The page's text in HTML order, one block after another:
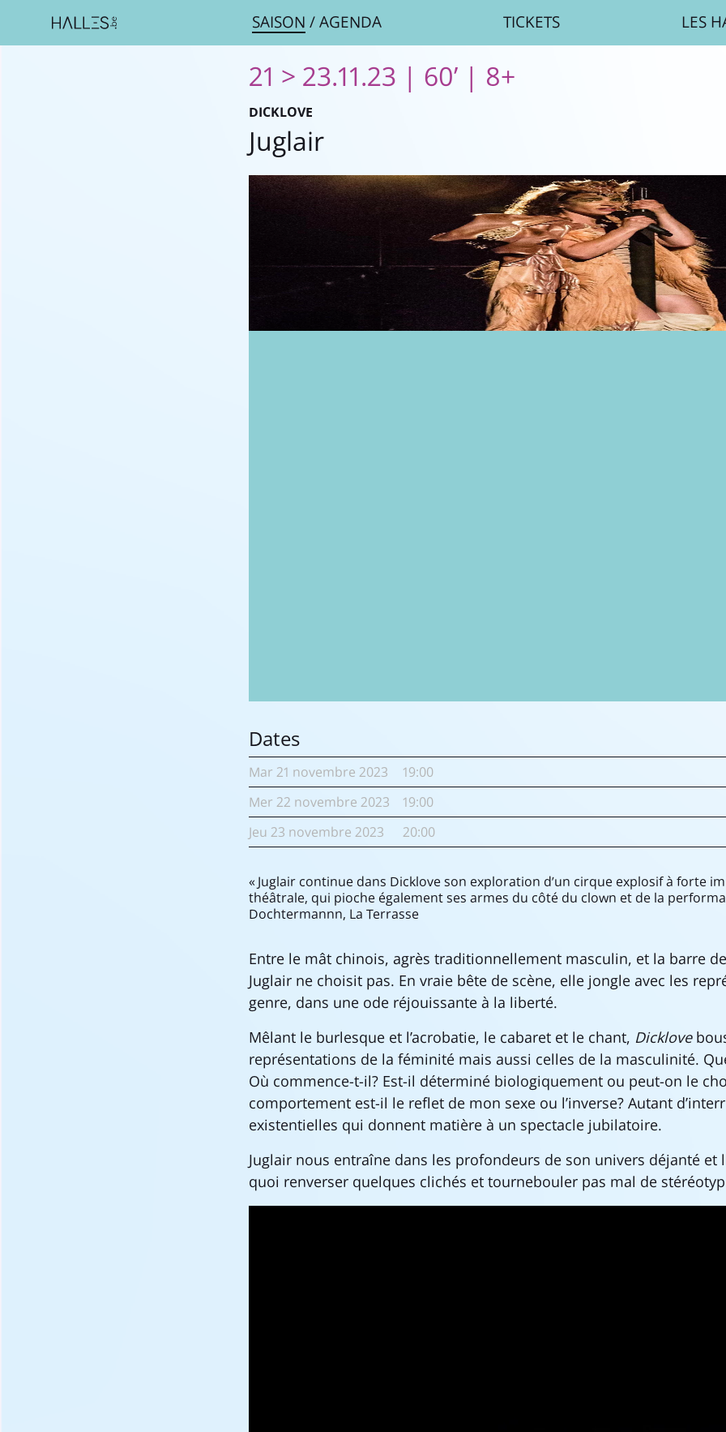
SAISON /AGENDA TICKETS LES
21 > 23.11.23 | 60’ | 8+
DICKLOVE
Juglair
Dates
Mar 21 novembre2023
19:00
Mer 22 novembre2023
19:00
Jeu 23 novembre2023 20:00
« Juglair continue dans Dicklove son exploration d’un cirque explosif à forte
théâtrale, qui pioche également ses armes du côté du clown et de la
Dochtermannn, La Terrasse
Entre le mât chinois, agrès traditionnellement masculin, et la barre
Juglair ne choisit pas. En vraie bête de scène, elle jongle avec les
genre, dans une ode réjouissante à la liberté.
Mêlant le burlesque et l’acrobatie, le cabaret et le chant, Dicklove
représentations de la féminité mais aussi celles de la masculinité.
Où commence-t-il? Est-il déterminé biologiquement ou peut-on le
comportement est-il le reflet de mon sexe ou l’inverse? Autant
existentielles qui donnent matière à un spectacle jubilatoire.
Juglair nous entraîne dans les profondeurs de son univers déjanté et
quoi renverser quelques clichés et tournebouler pas mal de